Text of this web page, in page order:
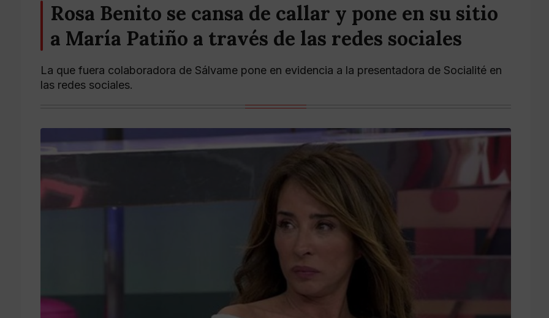
Rosa Benito se cansa de callar y pone en su sitio
a María Patiño a través de las redes sociales
La que fuera colaboradora de Sálvame pone en evidencia a la presentadora de Socialité en
las redes sociales.